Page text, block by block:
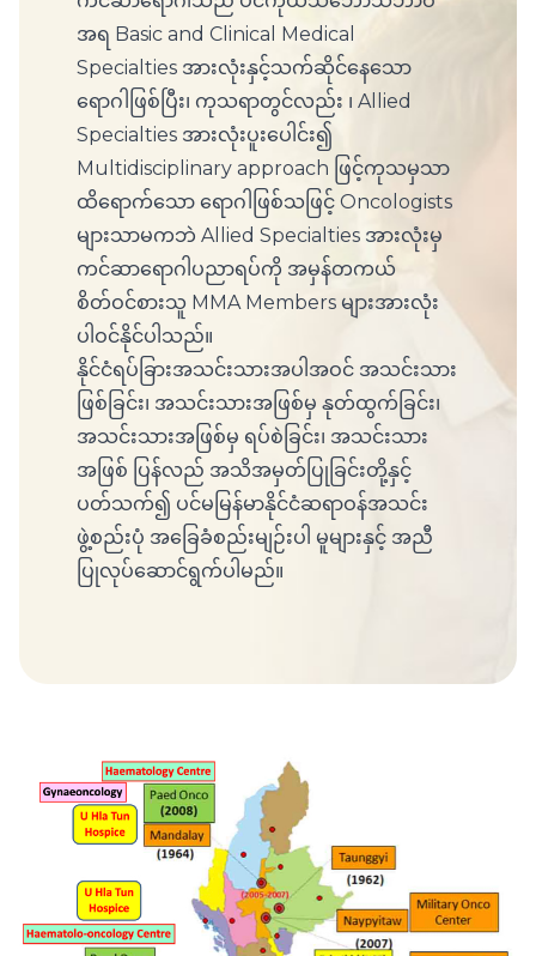
အရ Basic and Clinical Medical
Specialties အားလုံးနှင့်သက်ဆိုင်နေသော
ရောဂါဖြစ်ပြီး၊ ကုသရာတွင်လည်း ၊ Allied
Specialties အားလုံးပူးပေါင်း၍
Multidisciplinary approach ဖြင့်ကုသမှသာ
ထိရောက်သော ရောဂါဖြစ်သဖြင့် Oncologists
များသာမကဘဲ Allied Specialties အားလုံးမှ
ကင်ဆာရောဂါပညာရပ်ကို အမှန်တကယ်
စိတ်ဝင်စားသူ MMA Members များအားလုံး
ပါဝင်နိုင်ပါသည်။
နိုင်ငံရပ်ခြားအသင်းသားအပါအဝင် အသင်းသား
ဖြစ်ခြင်း၊ အသင်းသားအဖြစ်မှ နုတ်ထွက်ခြင်း၊
အသင်းသားအဖြစ်မှ ရပ်စဲခြင်း၊ အသင်းသား
အဖြစ် ပြန်လည် အသိအမှတ်ပြုခြင်းတို့နှင့်
ပတ်သက်၍ ပင်မမြန်မာနိုင်ငံဆရာဝန်အသင်း
ဖွဲ့စည်းပုံ အခြေခံစည်းမျဉ်းပါ မူများနှင့် အညီ
ပြုလုပ်ဆောင်ရွက်ပါမည်။